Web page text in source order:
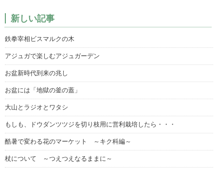
新しい記事
鉄拳宰相ビスマルクの木
アジュガで楽しむアジュガーデン
お盆新時代到来の兆し
お盆には「地獄の釜の蓋」
大山とラジオとワタシ
もしも、ドウダンツツジを切り枝用に営利栽培したら・・・
酷暑で変わる花のマーケット ～キク科編～
杖について ～つえつえなるままに～